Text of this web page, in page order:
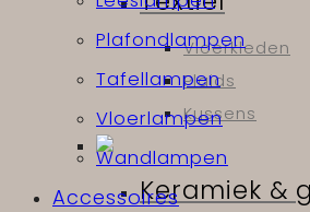
Vloerkleden
Plaids
Kussens
Keramiek &
Plafondlampen
Tafellampen
Vloerlampen
Wandlampen
Accessoires